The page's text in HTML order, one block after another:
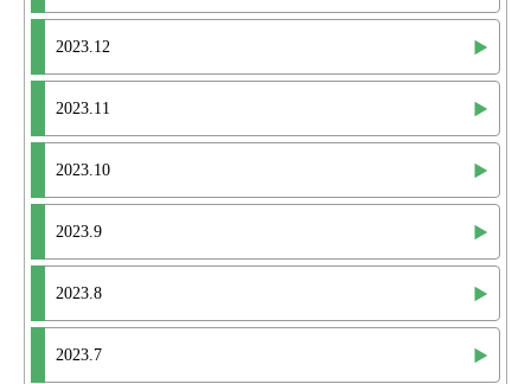
2023.12
2023.11
2023.10
2023.9
2023.8
2023.7